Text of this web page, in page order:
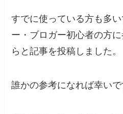
すでに使っている方も多
ー・ブロガー初心者の方
らと記事を投稿しました。
誰かの参考になれば幸いで